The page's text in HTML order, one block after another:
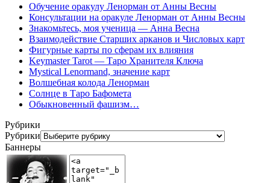
Обучение оракулу Ленорман от Анны Весны
Консультации на оракуле Ленорман от Анны Весны
Знакомьтесь, моя ученица — Анна Весна
Взаимодействие Старших арканов и Числовых карт
Фигурные карты по сферам их влияния
Keymaster Tarot — Таро Хранителя Ключа
Mystical Lenormand, значение карт
Волшебная колода Ленорман
Солнце в Таро Бафомета
Обыкновенный фашизм…
Рубрики
Рубрики
Баннеры